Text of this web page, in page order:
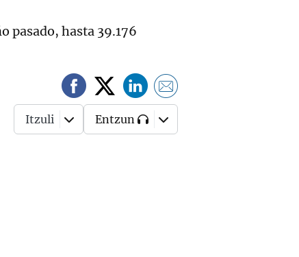
pasado, hasta 39.176
Itzuli Entzun